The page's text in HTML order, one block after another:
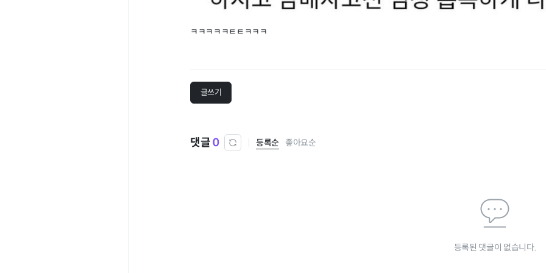
ㅋㅋㅋㅋㅋㅌㅌㅋㅋㅋ
글쓰기
댓글0 등록순 좋아요순
등록된 댓글이 없습니다.